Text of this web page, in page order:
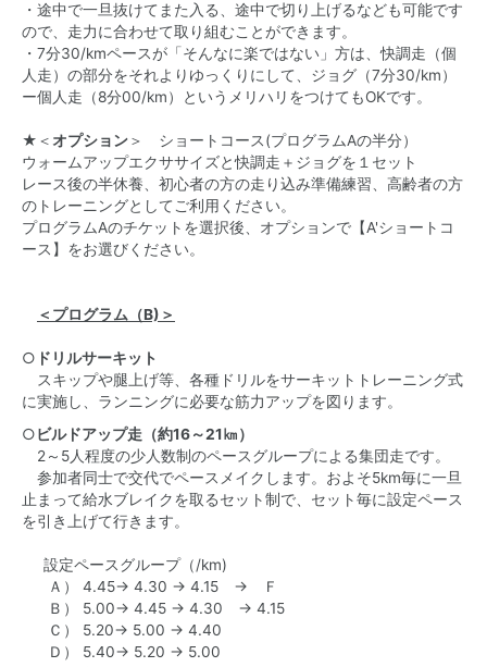
・途中で一旦抜けてまた入る、途中で切り上げるなども可能です
ので、走力に合わせて取り組むことができます。
・7分30/kmペースが「そんなに楽ではない」方は、快調走（個
人走）の部分をそれよりゆっくりにして、ジョグ（7分30/km）
ー個人走（8分00/km）というメリハリをつけてもOKです。
★＜オプション＞ ショートコース(プログラムAの半分）
ウォームアップエクササイズと快調走＋ジョグを１セット
レース後の半休養、初心者の方の走り込み準備練習、高齢者の方
のトレーニングとしてご利用ください。
プログラムAのチケットを選択後、オプションで【A'ショートコ
ース】をお選びください。
＜プログラム（B)＞
○ ドリルサーキット
スキップや腿上げ等、各種ドリルをサーキットトレーニング式
に実施し、ランニングに必要な筋力アップを図ります。
○ビルドアップ走（約16～21㎞）
2～5人程度の少人数制のペースグループによる集団走です。
参加者同士で交代でペースメイクします。およそ5km毎に一旦
止まって給水ブレイクを取るセット制で、セット毎に設定ペース
を引き上げて行きます。
設定ペースグループ（/km)
Ａ） 4.45→ 4.30 → 4.15 → Ｆ
Ｂ） 5.00→ 4.45 → 4.30 → 4.15
Ｃ） 5.20→ 5.00 → 4.40
Ｄ） 5.40→ 5.20 → 5.00